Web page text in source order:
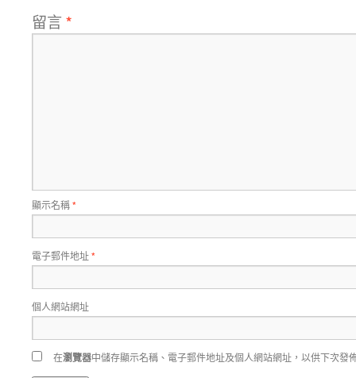
留言 *
顯示名稱*
電子郵件地址*
個人網站網址
在瀏覽器中儲存顯示名稱、電子郵件地址及個人網站網址，以供下次發